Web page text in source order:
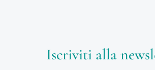
Iscriviti alla